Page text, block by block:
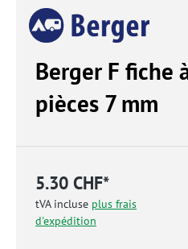
Berger F fiche
pièces 7 mm
5.30 CHF*
tVA incluse plus frais
d'expédition